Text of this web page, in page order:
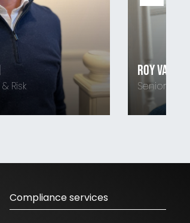
Roy van Buuren
Senior Manager IT Audit & Risk
Compliance services